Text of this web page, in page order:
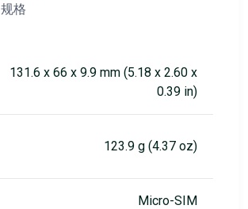
规格
131.6 x 66 x 9.9 mm (5.18 x 2.60 x
0.39 in)
123.9 g (4.37 oz)
Micro-SIM